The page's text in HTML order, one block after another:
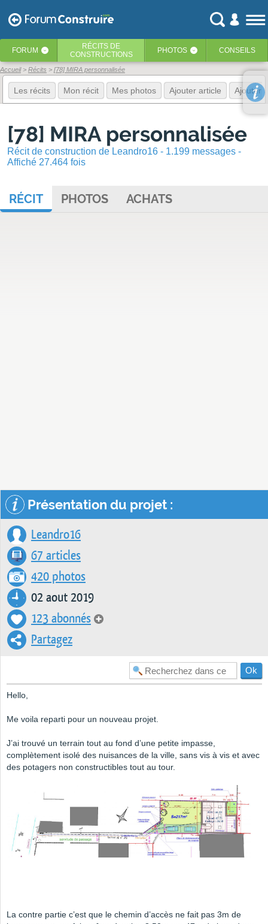
FORUM ‹ RÉCITS DE
CONSTRUCTIONS
PHOTOS ‹ CONSEILS
Accueil Récits [78] MIRA personnalisée
Les récits Mon récit Mes photos Ajouter article Ajouter
[78] MIRA personnalisée
Récit de construction de Leandro16 - 1.199 messages -
Affiché 27.464 fois
RÉCIT PHOTOS ACHATS
Présentation du projet :
Leandro16
67 articles
420 photos
02 aout 2019
123 abonnés
Partagez
Hello,
Me voila reparti pour un nouveau projet.
J’ai trouvé un terrain tout au fond d’une petite impasse,
complètement isolé des nuisances de la ville, sans vis à vis et avec
des potagers non constructibles tout au tour.
La contre partie c’est que le chemin d’accès ne fait pas 3m de